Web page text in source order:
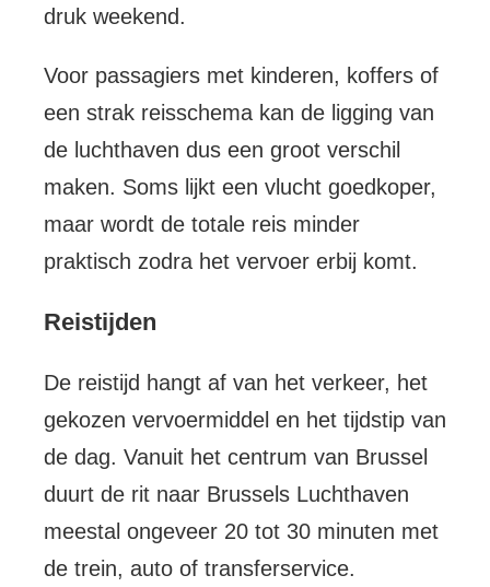
druk weekend.
Voor passagiers met kinderen, koffers of
een strak reisschema kan de ligging van
de luchthaven dus een groot verschil
maken. Soms lijkt een vlucht goedkoper,
maar wordt de totale reis minder
praktisch zodra het vervoer erbij komt.
Reistijden
De reistijd hangt af van het verkeer, het
gekozen vervoermiddel en het tijdstip van
de dag. Vanuit het centrum van Brussel
duurt de rit naar Brussels Luchthaven
meestal ongeveer 20 tot 30 minuten met
de trein, auto of transferservice.